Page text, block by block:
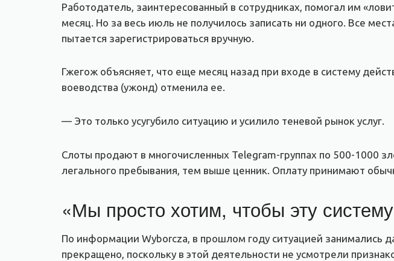
Работодатель, заинтересованный в сотрудниках, помогал им
месяц. Но за весь июль не получилось записать ни одного. Все
пытается зарегистрироваться вручную.
Гжегож объясняет, что еще месяц назад при входе в систему
воеводства (ужонд) отменила ее.
— Это только усугубило ситуацию и усилило теневой рынок услуг.
Слоты продают в многочисленных Telegram-группах по 500-1000
легального пребывания, тем выше ценник. Оплату принимают
«Мы просто хотим, чтобы эту
По информации Wyborcza, в прошлом году ситуацией занимались
прекращено, поскольку в этой деятельности не усмотрели